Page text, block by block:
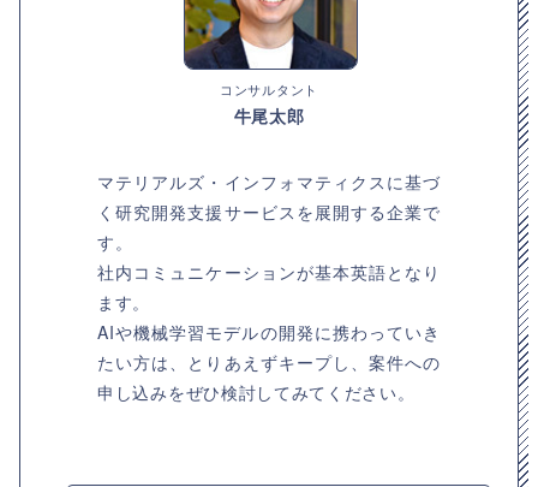
コンサルタント
牛尾太郎
マテリアルズ・インフォマティクスに基づ
く研究開発支援サービスを展開する企業で
す。
社内コミュニケーションが基本英語となり
ます。
AIや機械学習モデルの開発に携わっていき
たい方は、とりあえずキープし、案件への
申し込みをぜひ検討してみてください。